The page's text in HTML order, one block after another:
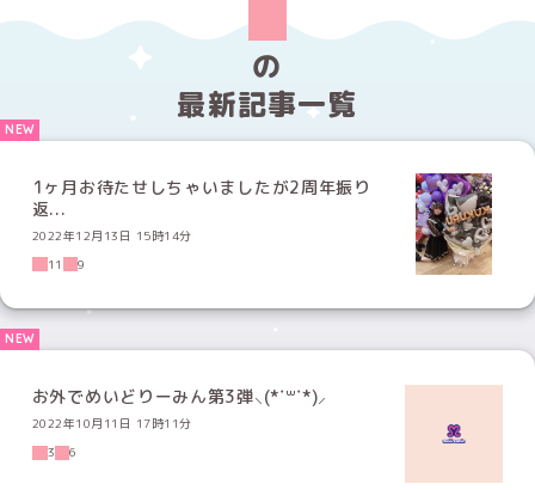
の
最新記事一覧
1ヶ月お待たせしちゃいましたが2周年振り
返...
2022年12月13日 15時14分
11
9
お外でめいどりーみん第3弾⸜(*˙꒳˙*)⸝
2022年10月11日 17時11分
3
6